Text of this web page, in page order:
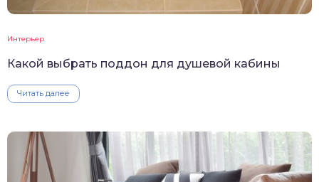
Интерьер
Какой выбрать поддон для душевой кабины
Читать далее